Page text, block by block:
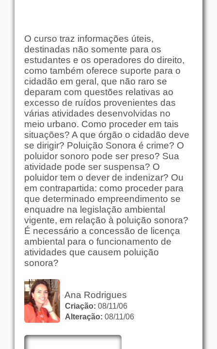
O curso traz informações úteis,
destinadas não somente para os
estudantes e os operadores do direito,
como também oferece suporte para o
cidadão em geral, que não raro se
deparam com questões relativas ao
excesso de ruídos provenientes das
várias atividades desenvolvidas no
meio urbano. Como proceder em tais
situações? A que órgão o cidadão deve
se dirigir? Poluição Sonora é crime? O
poluidor sonoro pode ser preso? Sua
atividade pode ser suspensa? O
poluidor tem o dever de indenizar? Ou
em contrapartida: como proceder para
que determinado empreendimento se
enquadre na legislação ambiental
vigente, em relação à poluição sonora?
É necessário a concessão de licença
ambiental para o funcionamento de
atividades que causem poluição
sonora?
Ana Rodrigues
Criação: 08/11/06
Alteração: 08/11/06